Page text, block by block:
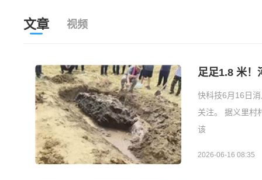
文章 视频
足足1.8 米！
快科技6月16日
关注。 据义里村
该
2026-06-16 08:35